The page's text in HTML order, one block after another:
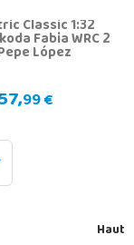
Classic 1:32
Fabia WRC 2
López
99 €
Haut